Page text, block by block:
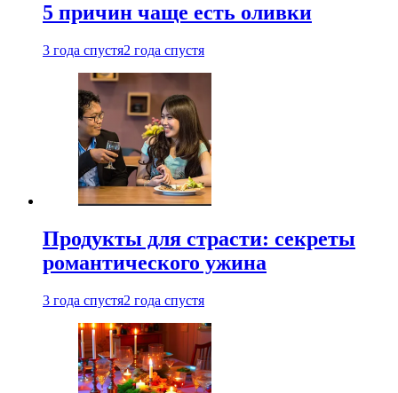
5 причин чаще есть оливки
3 года спустя2 года спустя
Продукты для страсти: секреты
романтического ужина
3 года спустя2 года спустя